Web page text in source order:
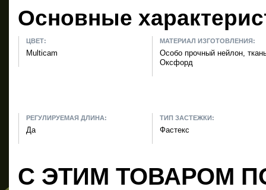
Основные
ЦВЕТ:
Multicam
МАТЕРИАЛ ИЗГОТОВЛЕНИЯ:
Особо прочный нейлон,
Оксфорд
РЕГУЛИРУЕМАЯ ДЛИНА:
Да
ТИП ЗАСТЕЖКИ:
Фастекс
С ЭТИМ ТОВАРОМ